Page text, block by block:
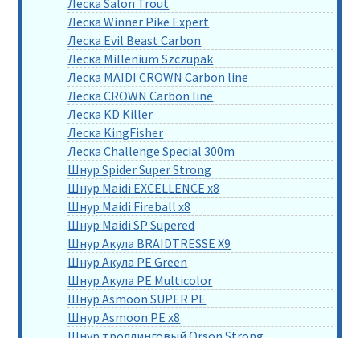
Леска Winner Pike Expert
Леска Evil Beast Carbon
Леска Millenium Szczupak
Леска MAIDI CROWN Carbon line
Леска CROWN Carbon line
Леска KD Killer
Леска KingFisher
Леска Challenge Special 300m
Шнур Spider Super Strong
Шнур Maidi EXCELLENCE x8
Шнур Maidi Fireball x8
Шнур Maidi SP Supered
Шнур Акула BRAIDTRESSE X9
Шнур Акула PE Green
Шнур Акула PE Multicolor
Шнур Asmoon SUPER PE
Шнур Asmoon PE x8